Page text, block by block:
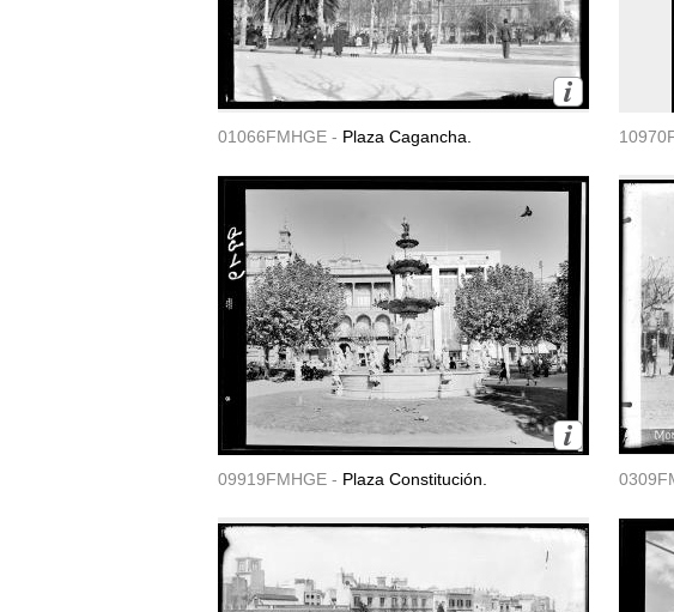
01066FMHGE - Plaza Cagancha.
09919FMHGE - Plaza Constitución.